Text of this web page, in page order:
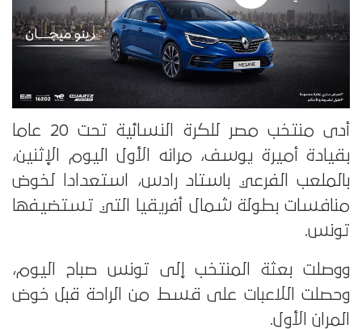
أدى منتخب مصر للكرة النسائية تحت 20 عاما
بقيادة أميرة يوسف، مرانه الأول اليوم الإثنين،
بالملعب الفرعي باستاد رادس، استعدادا لخوض
منافسات بطولة شمال أفريقيا التي تستضيفها
تونس.
ووصلت بعثة المنتخب إلى تونس صباح اليوم،
وحصلت اللاعبات على قسط من الراحة قبل خوض
المران الأول.